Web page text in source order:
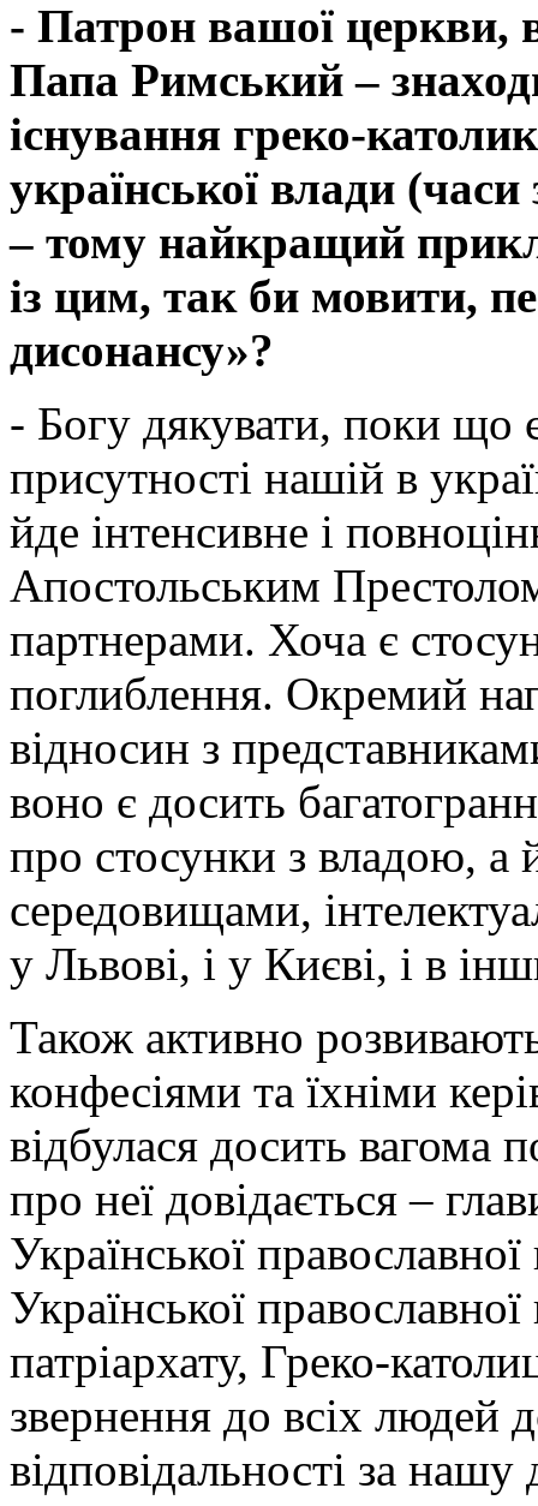
- Патрон вашої церкви,
Папа Римський –
існування греко-
української влади
– тому найкращий
із цим, так би мовити,
дисонансу»?
- Богу дякувати, поки що
присутності нашій в
йде інтенсивне і
Апостольським
партнерами. Хоча є
поглиблення. Окремий
відносин з
воно є досить
про стосунки з владою, а
середовищами,
у Львові, і у Києві, і в
Також активно
конфесіями та їхніми
відбулася досить вагома
про неї довідається –
Української
Української
патріархату, Греко-
звернення до всіх людей
відповідальності за